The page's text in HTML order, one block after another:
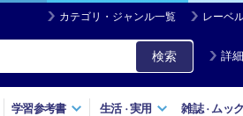
カテゴリ・ジャンル一覧 レーベ
検索 詳
学習参考書 生活・実用 雑誌・ ムック